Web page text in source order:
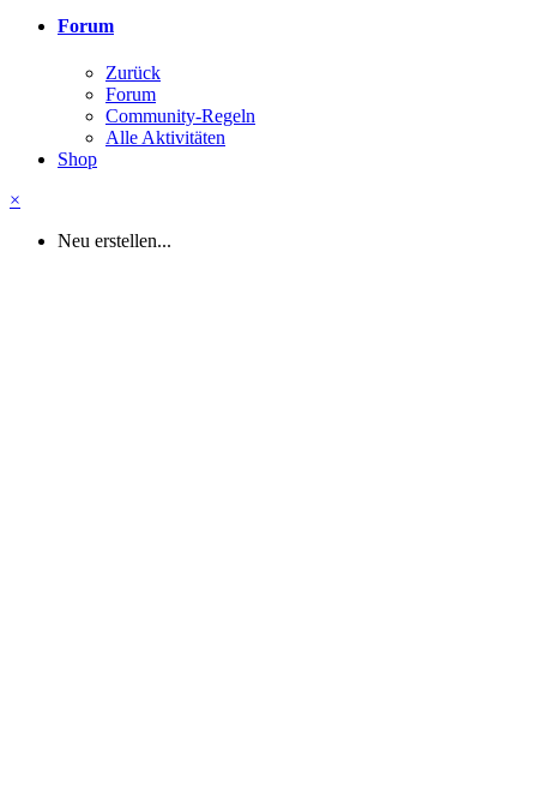
Forum
Zurück
Forum
Community-Regeln
Alle Aktivitäten
Shop
×
Neu erstellen...